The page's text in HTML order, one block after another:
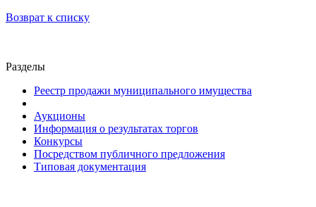
Возврат к списку
Разделы
Реестр продажи муниципального имущества
Аукционы
Информация о результатах торгов
Конкурсы
Посредством публичного предложения
Типовая документация